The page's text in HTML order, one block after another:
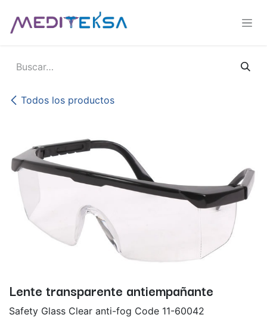
Todos los productos
Lente transparente antiempañante
Safety Glass Clear anti-fog Code 11-60042